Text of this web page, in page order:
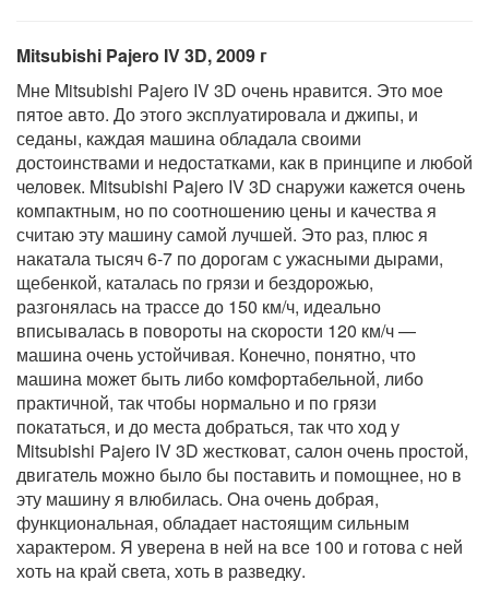
Mitsubishi Pajero IV 3D, 2009 г
Мне Mitsubishi Pajero IV 3D очень нравится. Это мое
пятое авто. До этого эксплуатировала и джипы, и
седаны, каждая машина обладала своими
достоинствами и недостатками, как в принципе и любой
человек. Mitsubishi Pajero IV 3D снаружи кажется очень
компактным, но по соотношению цены и качества я
считаю эту машину самой лучшей. Это раз, плюс я
накатала тысяч 6-7 по дорогам с ужасными дырами,
щебенкой, каталась по грязи и бездорожью,
разгонялась на трассе до 150 км/ч, идеально
вписывалась в повороты на скорости 120 км/ч —
машина очень устойчивая. Конечно, понятно, что
машина может быть либо комфортабельной, либо
практичной, так чтобы нормально и по грязи
покататься, и до места добраться, так что ход у
Mitsubishi Pajero IV 3D жестковат, салон очень простой,
двигатель можно было бы поставить и помощнее, но в
эту машину я влюбилась. Она очень добрая,
функциональная, обладает настоящим сильным
характером. Я уверена в ней на все 100 и готова с ней
хоть на край света, хоть в разведку.